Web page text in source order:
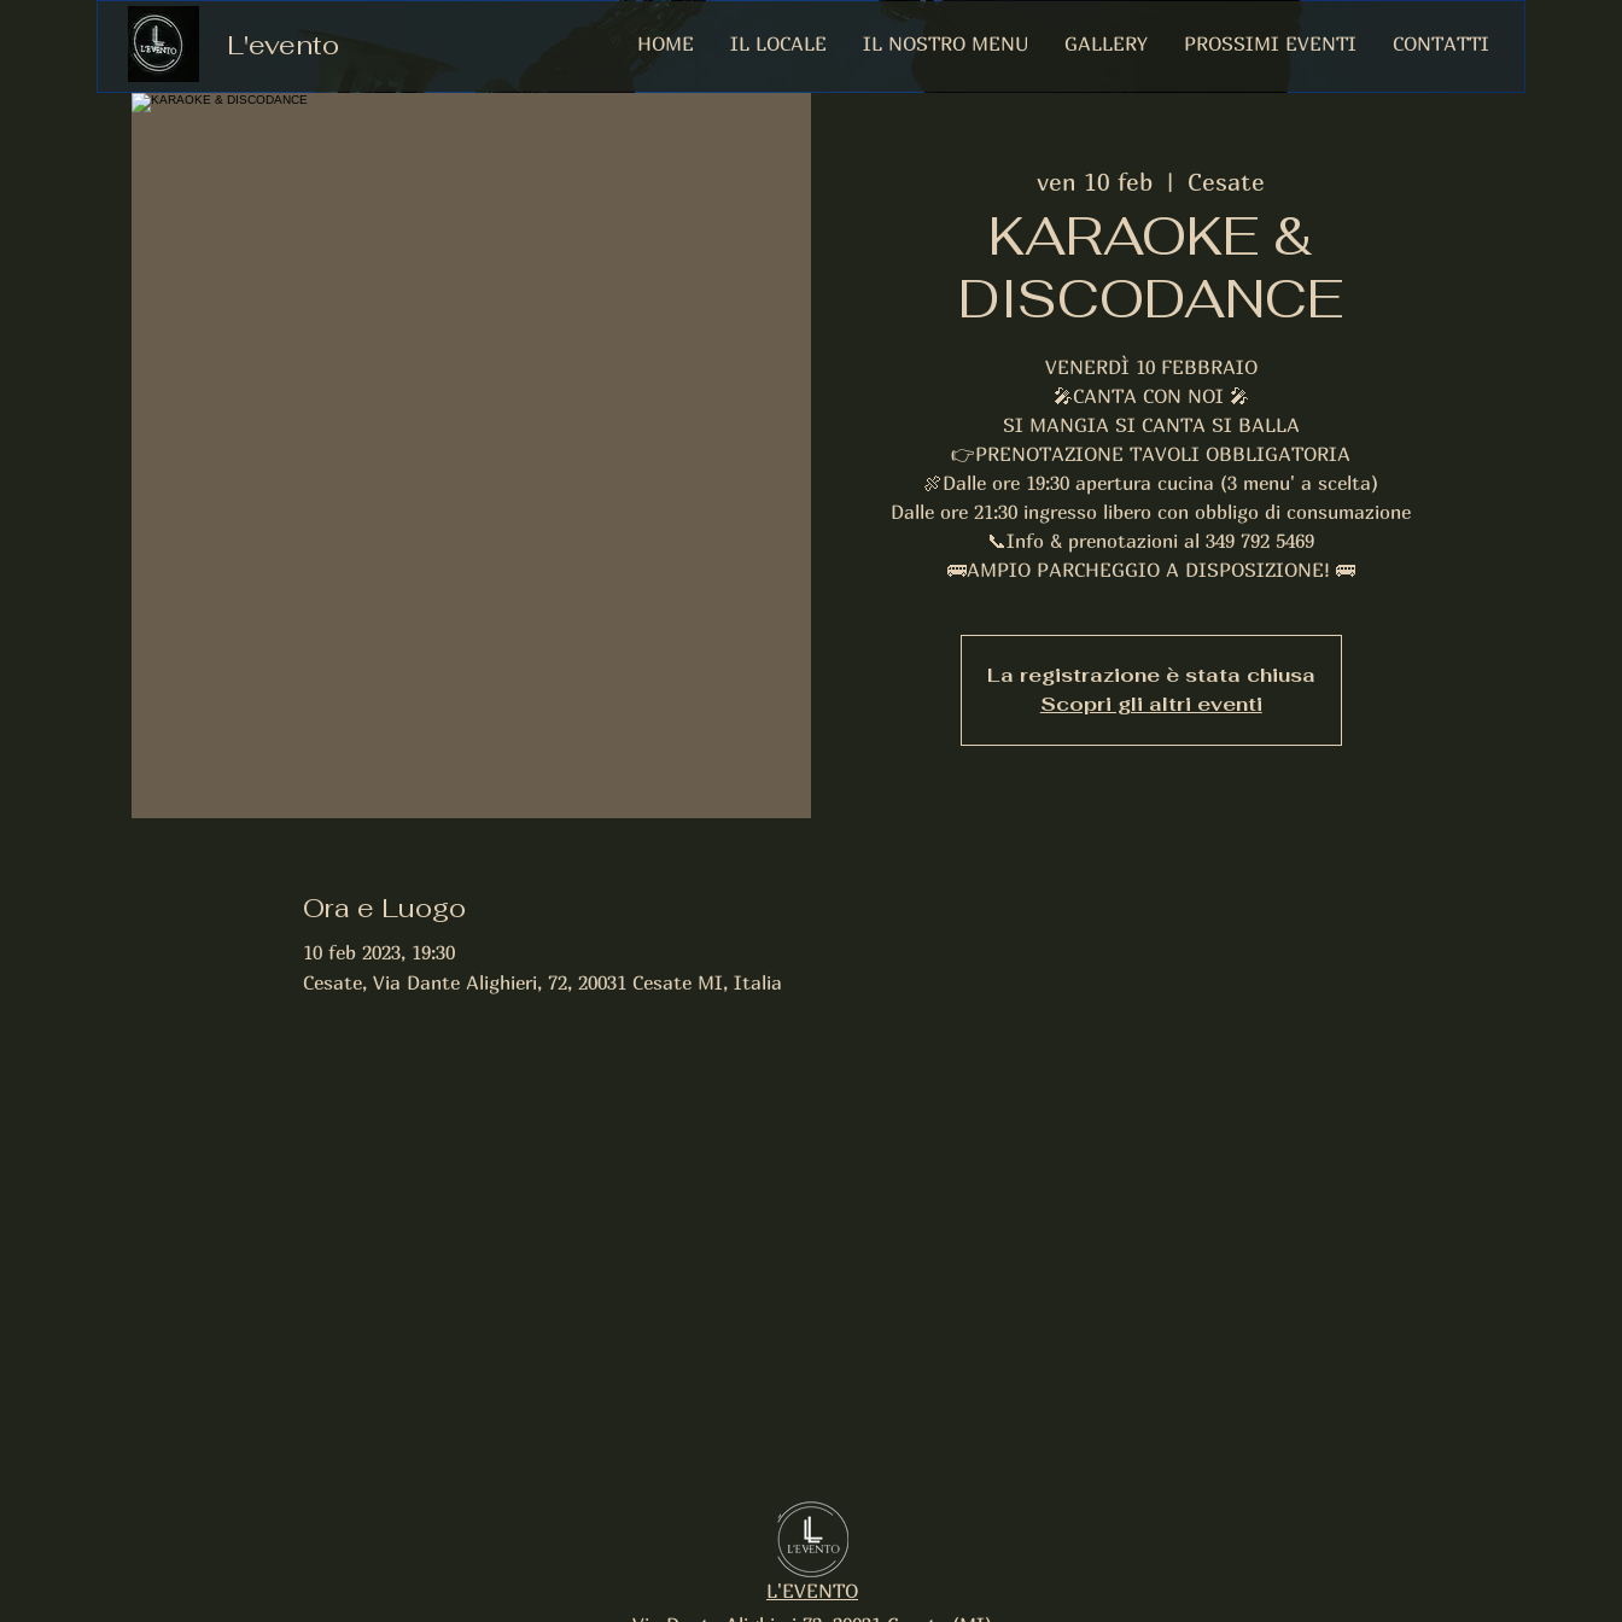
L'evento HOME IL LOCALE IL NOSTRO MENU GALLERY PROSSIMI EVENTI CONTATTI
ven 10 feb
  |
Cesate
KARAOKE &
DISCODANCE
VENERDÌ 10 FEBBRAIO
🎤CANTA CON NOI 🎤
SI MANGIA SI CANTA SI BALLA
👉PRENOTAZIONE TAVOLI OBBLIGATORIA
🍖Dalle ore 19:30 apertura cucina (3 menu' a scelta)
Dalle ore 21:30 ingresso libero con obbligo di consumazione
📞Info & prenotazioni al 349 792 5469
🚌AMPIO PARCHEGGIO A DISPOSIZIONE! 🚌
La registrazione è stata chiusa
Scopri gli altri eventi
Ora e Luogo
10 feb 2023, 19:30
Cesate, Via Dante Alighieri, 72, 20031 Cesate MI, Italia
L'EVENTO